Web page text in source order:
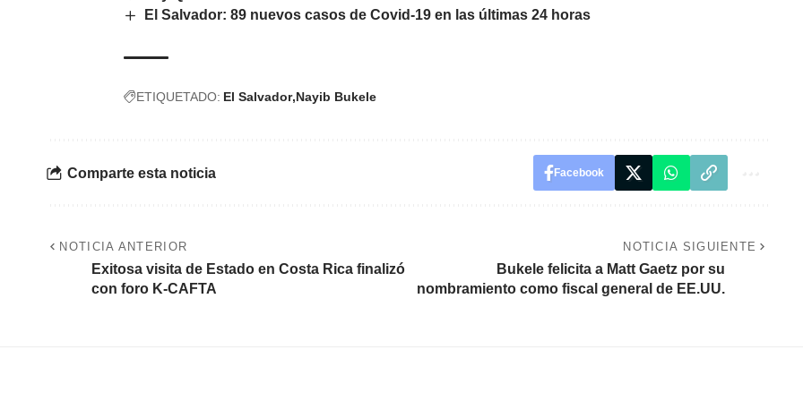
El Salvador: 89 nuevos casos de Covid-19 en las últimas 24 horas
ETIQUETADO: El Salvador Nayib Bukele
Comparte esta noticia Facebook
NOTICIA ANTERIOR
Exitosa visita de Estado en Costa Rica finalizó
con foro K-CAFTA
NOTICIA SIGUIENTE
Bukele felicita a Matt Gaetz por su
nombramiento como fiscal general de EE.UU.